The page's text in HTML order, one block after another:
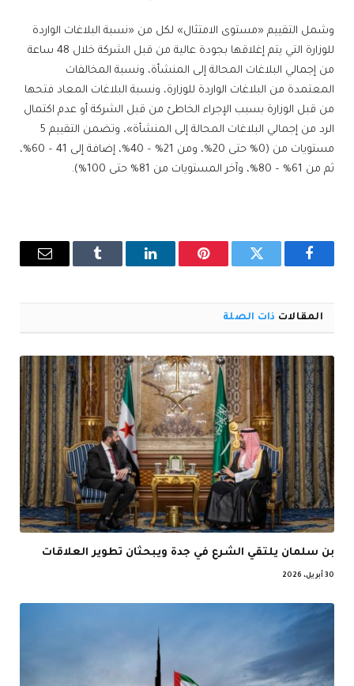
وشمل التقييم «مستوى الامتثال» لكل من «نسبة البلاغات الواردة
للوزارة التي يتم إغلاقها بجودة عالية من قبل الشركة خلال 48 ساعة
من إجمالي البلاغات المحالة إلى المنشأة، ونسبة المخالفات
المعتمدة من البلاغات الواردة للوزارة، ونسبة البلاغات المعاد فتحها
من قبل الوزارة بسبب الإجراء الخاطئ من قبل الشركة أو عدم اكتمال
الرد من إجمالي البلاغات المحالة إلى المنشأة»، وتضمن التقييم 5
مستويات من (0% حتى 20%، ومن 21% – 40%، إضافة إلى 41 – 60%،
ثم من 61% – 80%، وآخر المستويات من 81% حتى 100%).
فيسبوك تويتر بينتيريستلينكدإن Tumblr
البريد
المقالات ذات الصلة
بن سلمان يلتقي الشرع في جدة ويبحثان تطوير العلاقات
30 أبريل، 2026